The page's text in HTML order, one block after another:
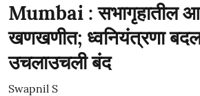
Mumbai : सभागृहातील
खणखणीत; ध्वनियंत्रणा
उचलाउचली बंद
Swapnil S